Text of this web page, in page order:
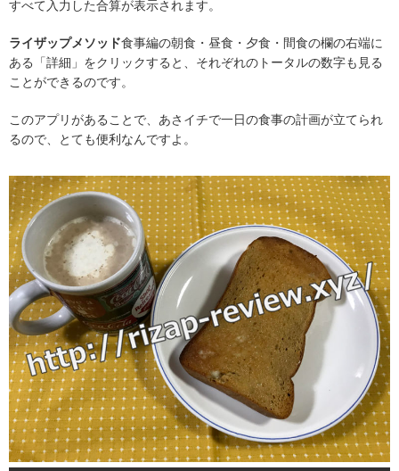
すべて入力した合算が表示されます。
ライザップメソッド食事編の朝食・昼食・夕食・間食の欄の右端に
ある「詳細」をクリックすると、それぞれのトータルの数字も見る
ことができるのです。
このアプリがあることで、あさイチで一日の食事の計画が立てられ
るので、とても便利なんですよ。